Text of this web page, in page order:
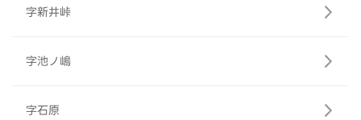
字新井峠
字池ノ嶋
字石原